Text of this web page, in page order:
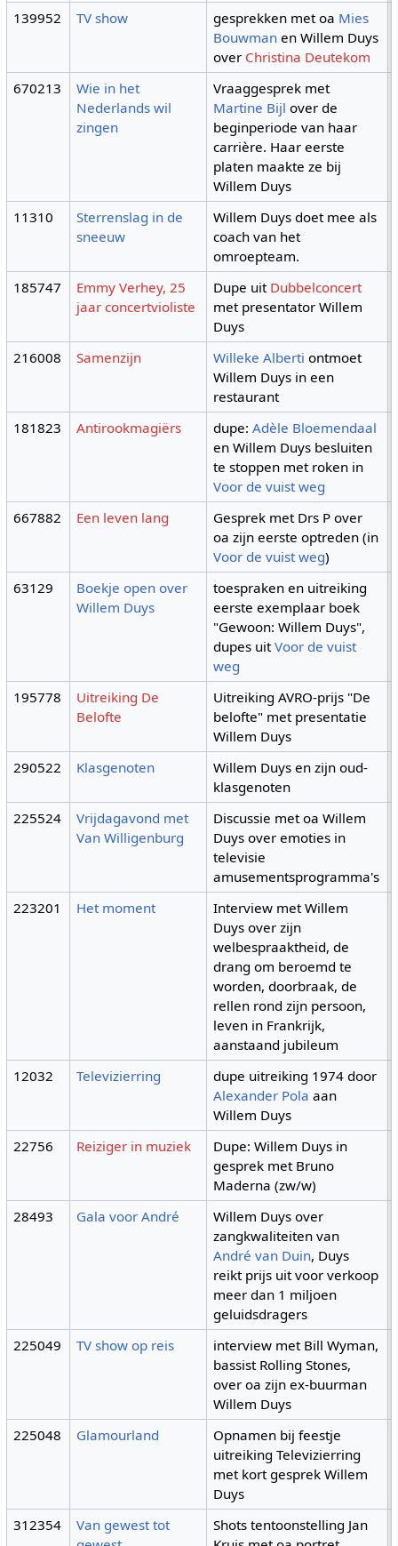
139952 TV show gesprekken met oa Mies
Bouwman en Willem Duys
over Christina Deutekom
670213
Wie in het
Nederlands wil
zingen
Vraaggesprek met
Martine Bijl over de
beginperiode van haar
carrière. Haar eerste
platen maakte ze bij
Willem Duys
11310
Sterrenslag in de
sneeuw
Willem Duys doet mee als
coach van het
omroepteam.
185747
Emmy Verhey, 25
jaar concertvioliste
Dupe uit Dubbelconcert
met presentator Willem
Duys
216008 Samenzijn Willeke Alberti ontmoet
Willem Duys in een
restaurant
181823 Antirookmagiërs dupe:Adèle Bloemendaal
en Willem Duys besluiten
te stoppen met roken in
Voor de vuist weg
667882
Een leven lang
Gesprek met Drs P over
oa zijn eerste optreden (in
Voor de vuist weg)
63129
Boekje open over
Willem Duys
toespraken en uitreiking
eerste exemplaar boek
"Gewoon: Willem Duys",
dupes uitVoor de vuist
weg
195778
Uitreiking De
Belofte
Uitreiking AVRO-prijs "De
belofte" met presentatie
Willem Duys
290522 Klasgenoten
Willem Duys en zijn oud-
klasgenoten
225524
Vrijdagavond met
Van Willigenburg
Discussie met oa Willem
Duys over emoties in
televisie
amusementsprogramma's
223201 Het moment
Interview met Willem
Duys over zijn
welbespraaktheid, de
drang om beroemd te
worden, doorbraak, de
rellen rond zijn persoon,
leven in Frankrijk,
aanstaand jubileum
12032 Televizierring
dupe uitreiking 1974 door
Alexander Pola aan
Willem Duys
22756 Reiziger in muziek
Dupe: Willem Duys in
gesprek met Bruno
Maderna (zw/w)
28493
Gala voor André
Willem Duys over
zangkwaliteiten van
André van Duin, Duys
reikt prijs uit voor verkoop
meer dan 1 miljoen
geluidsdragers
225049 TV show op reis
interview met Bill Wyman,
bassist Rolling Stones,
over oa zijn ex-buurman
Willem Duys
225048 Glamourland
Opnamen bij feestje
uitreiking Televizierring
met kort gesprek Willem
Duys
312354
Van gewest tot
Shots tentoonstelling Jan